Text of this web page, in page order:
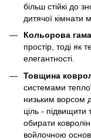
більш стійкі до
дитячої кімнати
Кольорова гама
простір, тоді як
елегантності.
Товщина
системами
низьким ворсом
ціль -
обирати
войлочною